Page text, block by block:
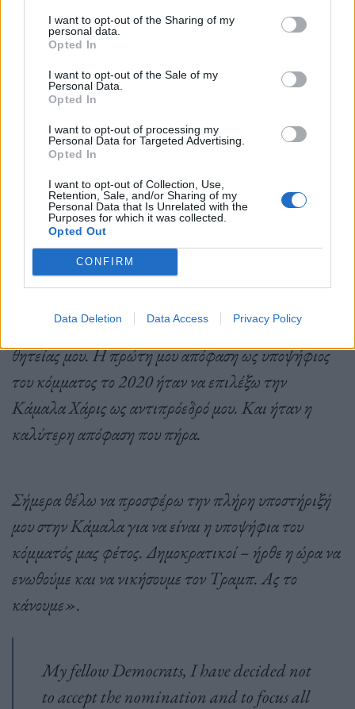
I want to opt-out of the Sharing of my
personal data.
Opted In
I want to opt-out of the Sale of my
Personal Data.
Opted In
I want to opt-out of processing my
Personal Data for Targeted Advertising.
Opted In
I want to opt-out of Collection, Use,
Retention, Sale, and/or Sharing of my
Personal Data that Is Unrelated with the
Purposes for which it was collected.
Opted Out
CONFIRM
Data Deletion Data Access Privacy Policy
αμερικανικές εκλογές του Νοεμβρίου, λίγο μετά την
ανακοίνωση ότι τερμάτισε την εκστρατεία
επανεκλογής του.
Ο πρόεδρος των ΗΠΑ έδωσε το… χρίσμα του στην
αντιπρόεδρό του, όμως πλέον όλοι περιμένουν τις
εξελίξεις στους Δημοκρατικούς.
Η νέα ανάρτηση Μπάιντεν:
«Aποφάσισα να μην αποδεχθώ την υποψηφιότητα
καθήκοντά μου ως Πρόεδρος για το υπόλοιπο της
θητείας μου. Η πρώτη μου απόφαση ως υποψήφιος
του κόμματος το 2020 ήταν να επιλέξω την
Κάμαλα Χάρις ως αντιπρόεδρό μου. Και ήταν η
καλύτερη απόφαση που πήρα.
Σήμερα θέλω να προσφέρω την πλήρη υποστήριξή
μου στην Κάμαλα για να είναι η υποψήφια του
κόμματός μας φέτος. Δημοκρατικοί – ήρθε η ώρα να
ενωθούμε και να νικήσουμε τον Τραμπ. Ας το
κάνουμε».
My fellow Democrats, I have decided not
to accept the nomination and to focus all